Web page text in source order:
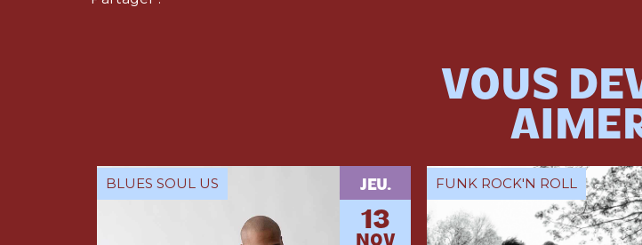
VOUS
BLUES SOUL US JEU.
13
FUNK ROCK'N ROLL